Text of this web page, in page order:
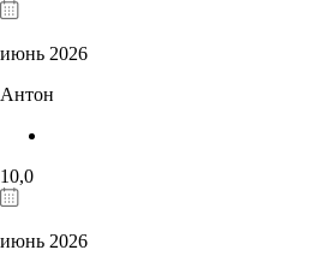
июнь 2026
Антон
10,0
июнь 2026